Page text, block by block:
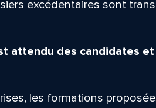
excédentaires sont
attendu des candidates et
les formations